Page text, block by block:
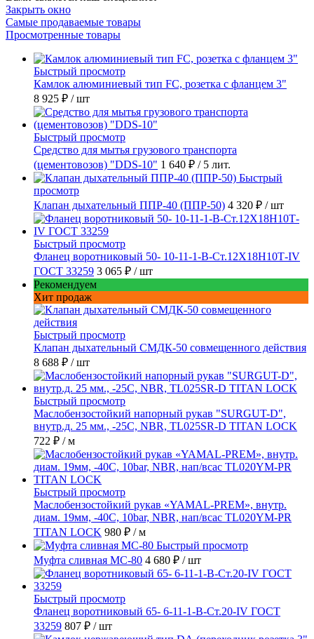
Закрыть окно
Самые продаваемые товары
Просмотренные товары
Быстрый просмотр
Камлок алюминиевый тип FC, розетка с фланцем 3"
8 925 ₽ / шт
Быстрый просмотр
Средство для мытья грузового транспорта
(цементовозов) "DDS-10" 1 640 ₽ / 5 лит.
Быстрый
просмотр
Клапан дыхательный ППР-40 (ППР-50) 4 320 ₽ / шт
Быстрый просмотр
Фланец воротниковый 50- 10-11-1-B-Ст.12Х18Н10Т-IV
ГОСТ 33259 3 065 ₽ / шт
Рекомендуем
Хит продаж
Быстрый просмотр
Клапан дыхательный СМДК-50 совмещенного действия
8 688 ₽ / шт
Быстрый просмотр
Маслобензостойкий напорный рукав "SURGUT-D",
внутр.д. 25 мм., -25C, NBR, TL025SR-D TITAN LOCK
722 ₽ / м
Быстрый просмотр
Маслобензостойкий рукав «YAMAL-PREM», внутр.
диам. 19мм, -40C, 10bar, NBR, нап/всас TL020YM-PR
TITAN LOCK 980 ₽ / м
Быстрый просмотр
Муфта сливная МС-80 4 680 ₽ / шт
Быстрый просмотр
Фланец воротниковый 65- 6-11-1-B-Ст.20-IV ГОСТ
33259 807 ₽ / шт